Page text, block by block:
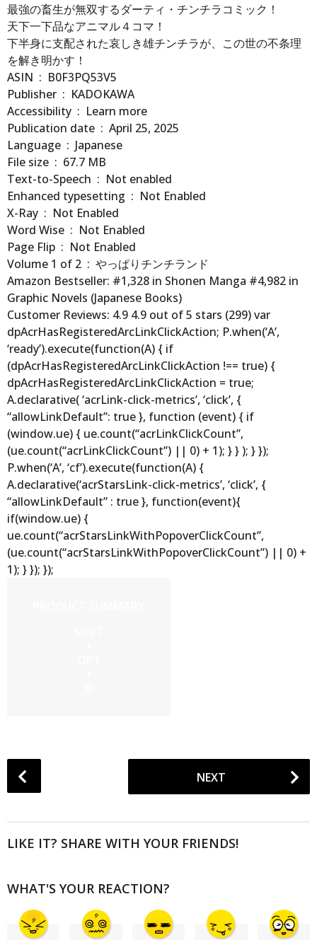
最強の畜生が無双するダーティ・チンチラコミック！
天下一下品なアニマル４コマ！
下半身に支配された哀しき雄チンチラが、この世の不条理
を解き明かす！
ASIN ‏ : ‎ B0F3PQ53V5
Publisher ‏ : ‎ KADOKAWA
Accessibility ‏ : ‎ Learn more
Publication date ‏ : ‎ April 25, 2025
Language ‏ : ‎ Japanese
File size ‏ : ‎ 67.7 MB
Text-to-Speech ‏ : ‎ Not enabled
Enhanced typesetting ‏ : ‎ Not Enabled
X-Ray ‏ : ‎ Not Enabled
Word Wise ‏ : ‎ Not Enabled
Page Flip ‏ : ‎ Not Enabled
Volume 1 of 2 ‏ : ‎ やっぱりチンチランド
Amazon Bestseller: #1,328 in Shonen Manga #4,982 in
Graphic Novels (Japanese Books)
Customer Reviews: 4.9 4.9 out of 5 stars (299) var
dpAcrHasRegisteredArcLinkClickAction; P.when(‘A’,
‘ready’).execute(function(A) { if
(dpAcrHasRegisteredArcLinkClickAction !== true) {
dpAcrHasRegisteredArcLinkClickAction = true;
A.declarative( ‘acrLink-click-metrics’, ‘click’, {
“allowLinkDefault”: true }, function (event) { if
(window.ue) { ue.count(“acrLinkClickCount”,
(ue.count(“acrLinkClickCount”) || 0) + 1); } } ); } });
P.when(‘A’, ‘cf’).execute(function(A) {
A.declarative(‘acrStarsLink-click-metrics’, ‘click’, {
“allowLinkDefault” : true }, function(event){
if(window.ue) {
ue.count(“acrStarsLinkWithPopoverClickCount”,
(ue.count(“acrStarsLinkWithPopoverClickCount”) || 0) +
1); } }); });
P
o
P
g
i
NEXT
LIKE IT? SHARE WITH YOUR FRIENDS!
WHAT'S YOUR REACTION?